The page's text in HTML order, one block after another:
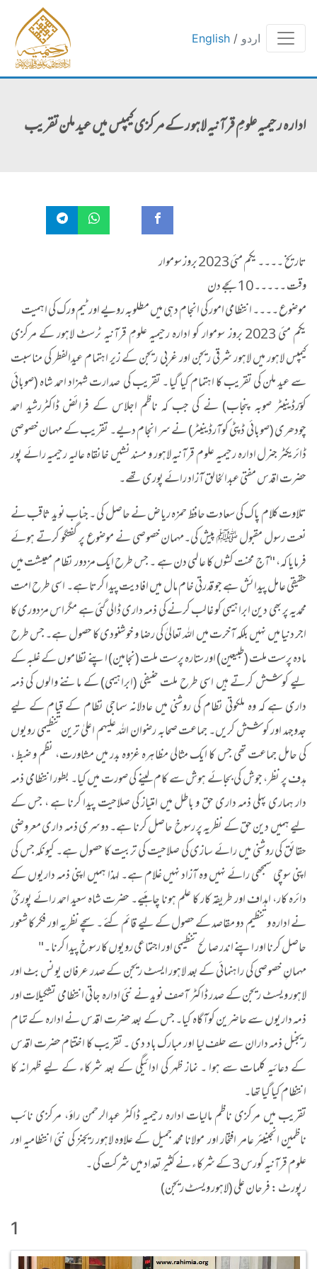
English / اردو
ادارہ رحیمیہ علومِ قرآنیہ لاہور کے مرکزی کیمپس میں عید ملن تقریب
تاریخ ۔۔۔۔ یکم مئی 2023 بروز سوموار
وقت ۔۔۔۔۔ 10 بجے دن
موضوع ۔۔۔۔ انتظامی امور کی انجام دہی میں مطلوبہ رویے اور ٹیم ورک کی اہمیت
یکم مئی 2023 بروز سوموار کو ادارہ رحیمیہ علومِ قرآنیہ ٹرسٹ لاہور کے مرکزی
کیمپس لاہور میں لاہور شرقی ریجن اور غربی ریجن کے زیر اہتمام عیدالفطر کی مناسبت
سے عید ملن کی تقریب کا اہتمام کیا گیا ۔ تقریب کی صدارت شہزاد احمد شاہ (صوبائی
کوۤرڈینیٹر صوبہ پنجاب) نے کی جب کہ ناظم اجلاس کے فرائض ڈاکٹررشید احمد
چودھری (صوبائی ڈپٹی کوآرڈینیٹر) نے سر انجام دیے۔ تقریب کے مہمان خصوصی
ڈائریکٹر جنرل ادارہ رحیمیہ علوم قرآنیہ لاہور و مسند نشیں خانقاہ عالیہ رحیمیہ رائے پور
حضرت اقدس مفتی عبدالخالق آزاد رائے پوری تھے۔
تلاوت کلام پاک کی سعادت حافظ حمزہ ریاض نے حاصل کی ۔ جناب نوید ثاقب نے
نعت رسول مقبول ﷺ پیش کی۔مہمان خصوصی نے موضوع پر گفتگو کرتے ہوئے
فرمایا کہ، "آج محنت کشوں کا عالمی دن ہے ۔ جس طرح ایک مزدور نظام معیشت میں
حقیقی عامل پیدائش ہے جو قدرتی خام مال میں افادیت پیدا کرتا ہے۔ اسی طرح امت
محمدیہ پر بھی دین ابراہیمی کو غالب کرنے کی ذمہ داری ڈالی گئی ہے مگراس مزدوری کا
اجر دنیا میں نہیں بلکہ آخرت میں اللہ تعالیٰ کی رضا و خوشنودی کا حصول ہے۔ جس طرح
مادہ پرست ملت (طبیعین) اور ستارہ پرست ملت (نجامین) اپنے نظاموں کے غلبہ کے
لیے کوشش کرتے ہیں اسی طرح ملت حنیفی (ابراہیمی) کے ماننے والوں کی ذمہ
داری ہے کہ وہ ملکوتی نظام کی روشنی میں عادلانہ سماجی نظام کے قیام کے لیے
جدوجہد اور کوشش کریں۔ جماعت صحابہ رضوان اللہ علیہم اعلیٰ ترین تنظیمی رویوں
کی حامل جماعت تھی جس کا ایک مثالی مظاہرہ غزوہ بدر میں مشاورت، نظم و ضبط ،
ہدف پر نظر، جوش کی بجائے ہوش سے کام لینے کی صورت میں کیا۔ بطور انتظامی ذمہ
دار ہماری پہلی ذمہ داری حق و باطل میں امتیاز کی صلاحیت پیدا کرنا ہے ، جس کے
لیے ہمیں دین حق کے نظریہ پر رسوخ حاصل کرنا ہے۔ دوسری ذمہ داری معروضی
حقائق کی روشنی میں رائے سازی کی صلاحیت کی تربیت کا حصول ہے۔ کیونکہ جس کی
اپنی سوچی سمجھی رائے نہیں وہ آزاد نہیں غلام ہے۔ لہذا ہمیں اپنی ذمہ داریوں کے
دائرہ کار، اہداف اور طریقہ کار کا علم ہونا چاہئیے۔ حضرت شاہ سعید احمد رائے پوریؒ
نے ادارہ و تنظیم دو مقاصد کے حصول کے لیے قائم کئے ۔ سچے نظریہ اور فکر کا شعور
حاصل کرنا اور اپنے اندر صالح تنظیمی اور اجتماعی رویوں کا رسوخ پیدا کرنا ۔"
مہمانِ خصوصی کی راہنمائی کے بعد لاہور ایسٹ ریجن کے صدر عرفان یونس بٹ اور
لاہور ویسٹ ریجن کے صدر ڈاکٹر آصف نوید نے نئی ادارہ جاتی انتظامی تشکیلات اور
ذمہ داریوں سے حاضرین کوآگاہ کیا۔ جس کے بعد حضرت اقدس نے ادارہ کے تمام
ریجنل ذمہ داران سے حلف لیا اور مبارک باد دی ۔ تقریب کا اختتام حضرت اقدس
کے دعائیہ کلمات سے ہوا ۔ نماز ظہر کی ادائیگی کے بعد شرکاء کے لیے ظہرانہ کا
انتظام کیا گیا تھا۔
تقریب میں مرکزی ناظم مالیات ادارہ رحیمیہ ڈاکٹر عبدالرحمن راؤ، مرکزی نائب
ناظمین انجینیئر عامر افتخار اور مولانا محمد جمیل کے علاوہ لاہور ریجنز کی نئی انتظامیہ اور
علوم قرآنیہ کورس 3 کے شرکاء نے کثیر تعداد میں شرکت کی ۔
رپورٹ : فرحان علی (لاہور ویسٹ ریجن)
1